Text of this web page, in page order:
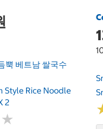
뿍 베트남 쌀국수
Style Rice Noodle
2
★
★